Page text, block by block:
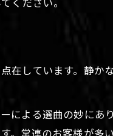
在しています。静か
による選曲の妙にあ